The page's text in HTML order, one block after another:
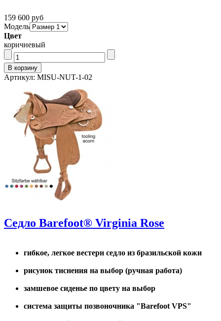
159 600 руб
Модель
Цвет
коричневый
Артикул: MISU-NUT-1-02
Седло Barefoot® Virginia Rose
гибкое, легкое вестерн седло из бразильской кожи
рисунок тиснения на выбор (ручная работа)
замшевое сиденье по цвету на выбор
система защиты позвоночника "Barefoot VPS"